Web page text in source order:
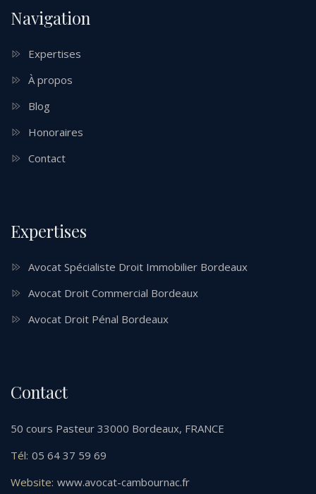
Navigation
Expertises
À propos
Blog
Honoraires
Contact
Expertises
Avocat Spécialiste Droit Immobilier Bordeaux
Avocat Droit Commercial Bordeaux
Avocat Droit Pénal Bordeaux
Contact
50 cours Pasteur 33000 Bordeaux, FRANCE
Tél: 05 64 37 59 69
Website: www.avocat-cambournac.fr